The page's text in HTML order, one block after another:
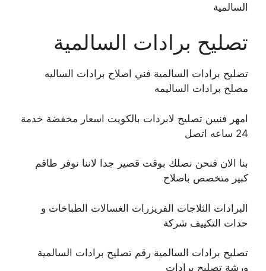
السالمية
تصليح برادات السالمية
تصليح برادات السالمية فني اصلاح برادات الساليه
مصلح برادات الساليمه
امهر فنيين تصليح لابردات بالكويت اسعار مخفضة خدمة
24 ساعه اتصل
بنا الان فنحن نصلك بوقت قصير جدا لاننا نوفر طاقم
كبير متخصص باصلاح
البرادات الثلاجات الفريزرات الغسالات الطباخات و
حدات التكييف شركة
تصليح برادات السالمية رقم تصليح برادات السالمية
ورشة تصليح برادات